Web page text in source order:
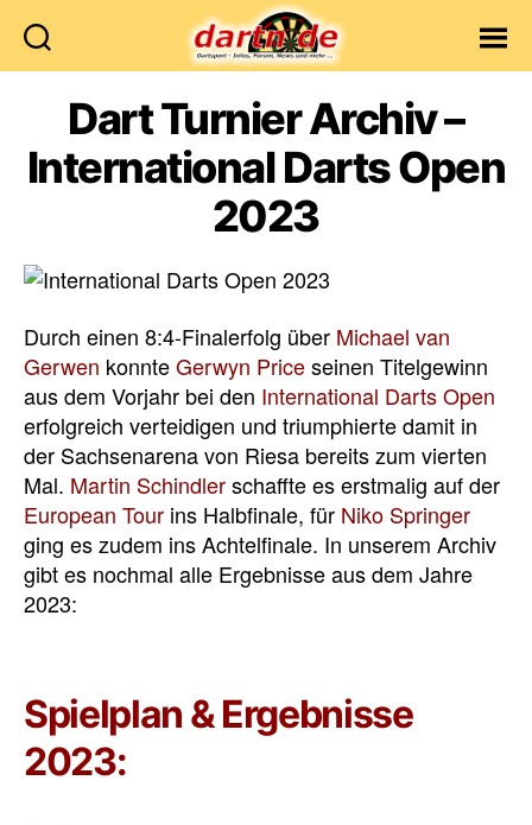
Dart Turnier Archiv –
International Darts Open
2023
Durch einen 8:4-Finalerfolg über Michael van
Gerwen konnteGerwyn Priceseinen Titelgewinn
aus dem Vorjahr bei den International Darts Open
erfolgreich verteidigen und triumphierte damit in
der Sachsenarena von Riesa bereits zum vierten
Mal. Martin Schindlerschaffte es erstmalig auf der
European Tour ins Halbfinale, für Niko Springer
ging es zudem ins Achtelfinale. In unserem Archiv
gibt es nochmal alle Ergebnisse aus dem Jahre
2023:
Spielplan & Ergebnisse
2023: